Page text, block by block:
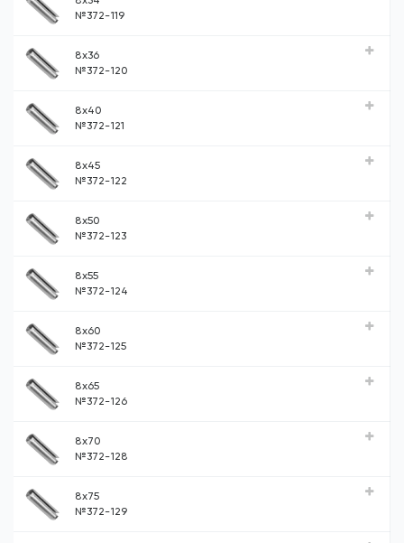
№372-119
8x36
№372-120
8x40
№372-121
8x45
№372-122
8x50
№372-123
8x55
№372-124
8x60
№372-125
8x65
№372-126
8x70
№372-128
8x75
№372-129